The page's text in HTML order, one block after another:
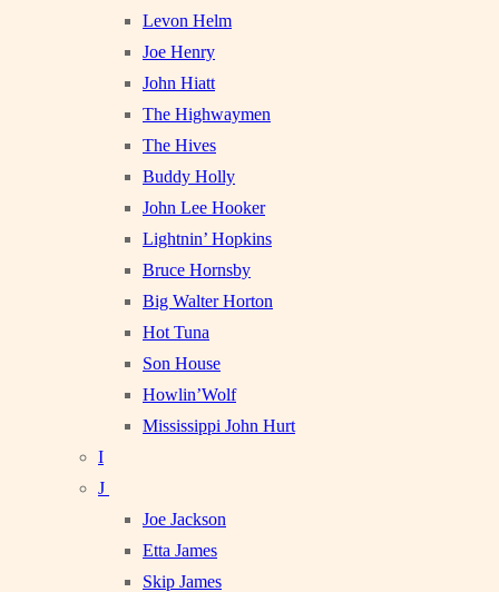
Levon Helm
Joe Henry
John Hiatt
The Highwaymen
The Hives
Buddy Holly
John Lee Hooker
Lightnin’ Hopkins
Bruce Hornsby
Big Walter Horton
Hot Tuna
Son House
Howlin’Wolf
Mississippi John Hurt
I
J
Joe Jackson
Etta James
Skip James